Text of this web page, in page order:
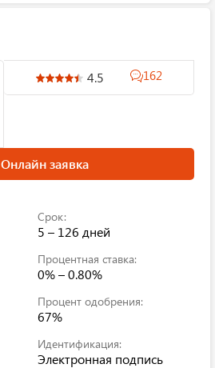
4.5 162
Онлайн заявка
Срок:
5 – 126 дней
Процентная ставка:
0% – 0.80%
Процент одобрения:
67%
Идентификация:
Электронная подпись